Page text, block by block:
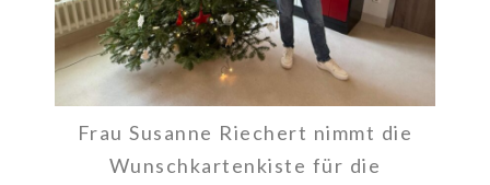
Frau Susanne Riechert nimmt die
Wunschkartenkiste für die